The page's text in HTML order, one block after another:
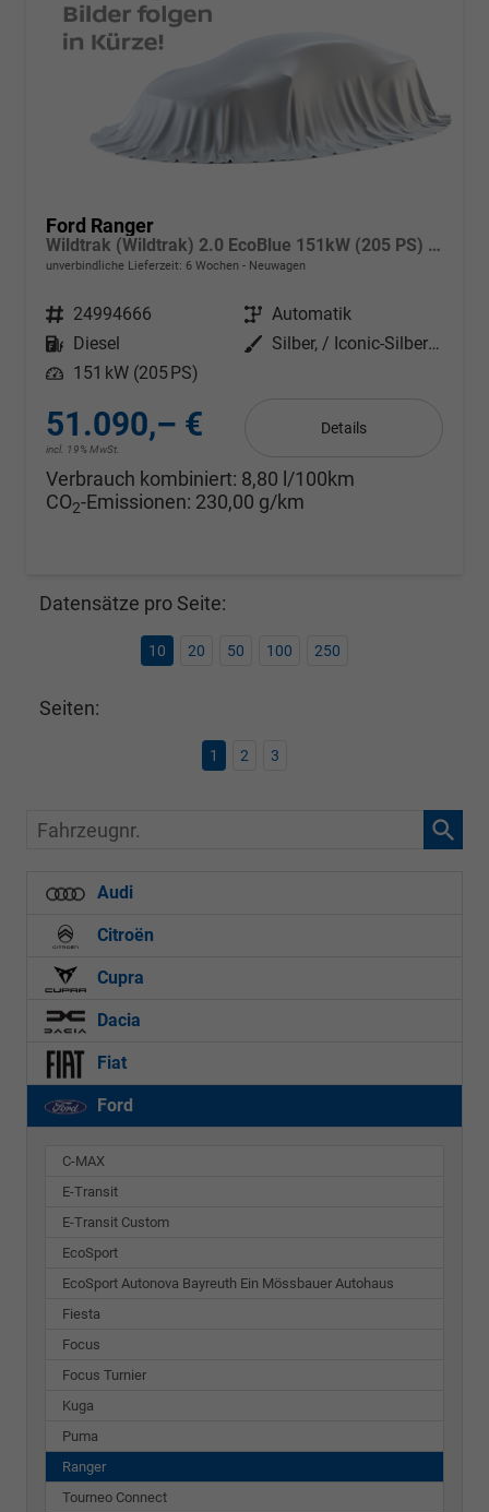
Ford Ranger
Wildtrak (Wildtrak) 2.0 EcoBlue 151kW (205 PS) 10-Stufen Automatikgetriebe 4WD
unverbindliche Lieferzeit: 6 Wochen Neuwagen
Fahrzeugnr. 24994666 Getriebe Automatik
Kraftstoff
Diesel Außenfarbe
Silber, / Iconic-Silber Metallic (000ZH0)
Leistung 151 kW (205 PS)
51.090,– €
incl. 19% MwSt.
Details
Verbrauch kombiniert: 8,80 l/100km
CO2-Emissionen: 230,00 g/km
Datensätze pro Seite:
10 20 50 100 250
Seiten:
1 2 3
Fahrzeugnr.
Audi
Citroën
Cupra
Dacia
Fiat
Ford
C-MAX
E-Transit
E-Transit Custom
EcoSport
EcoSport Autonova Bayreuth Ein Mössbauer Autohaus
Fiesta
Focus
Focus Turnier
Kuga
Puma
Ranger
Tourneo Connect